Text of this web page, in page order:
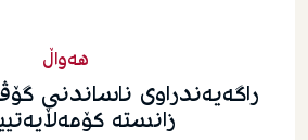
هەواڵ
راگەیەندراوی ناساندنی
زانستە